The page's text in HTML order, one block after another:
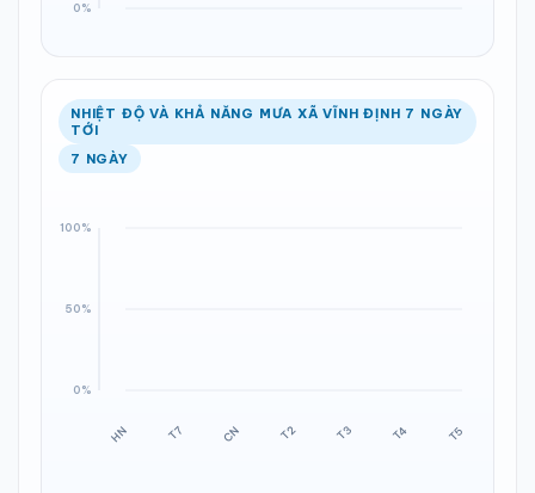
NHIỆT ĐỘ VÀ KHẢ NĂNG MƯA XÃ VĨNH ĐỊNH 7 NGÀY
TỚI
7 NGÀY